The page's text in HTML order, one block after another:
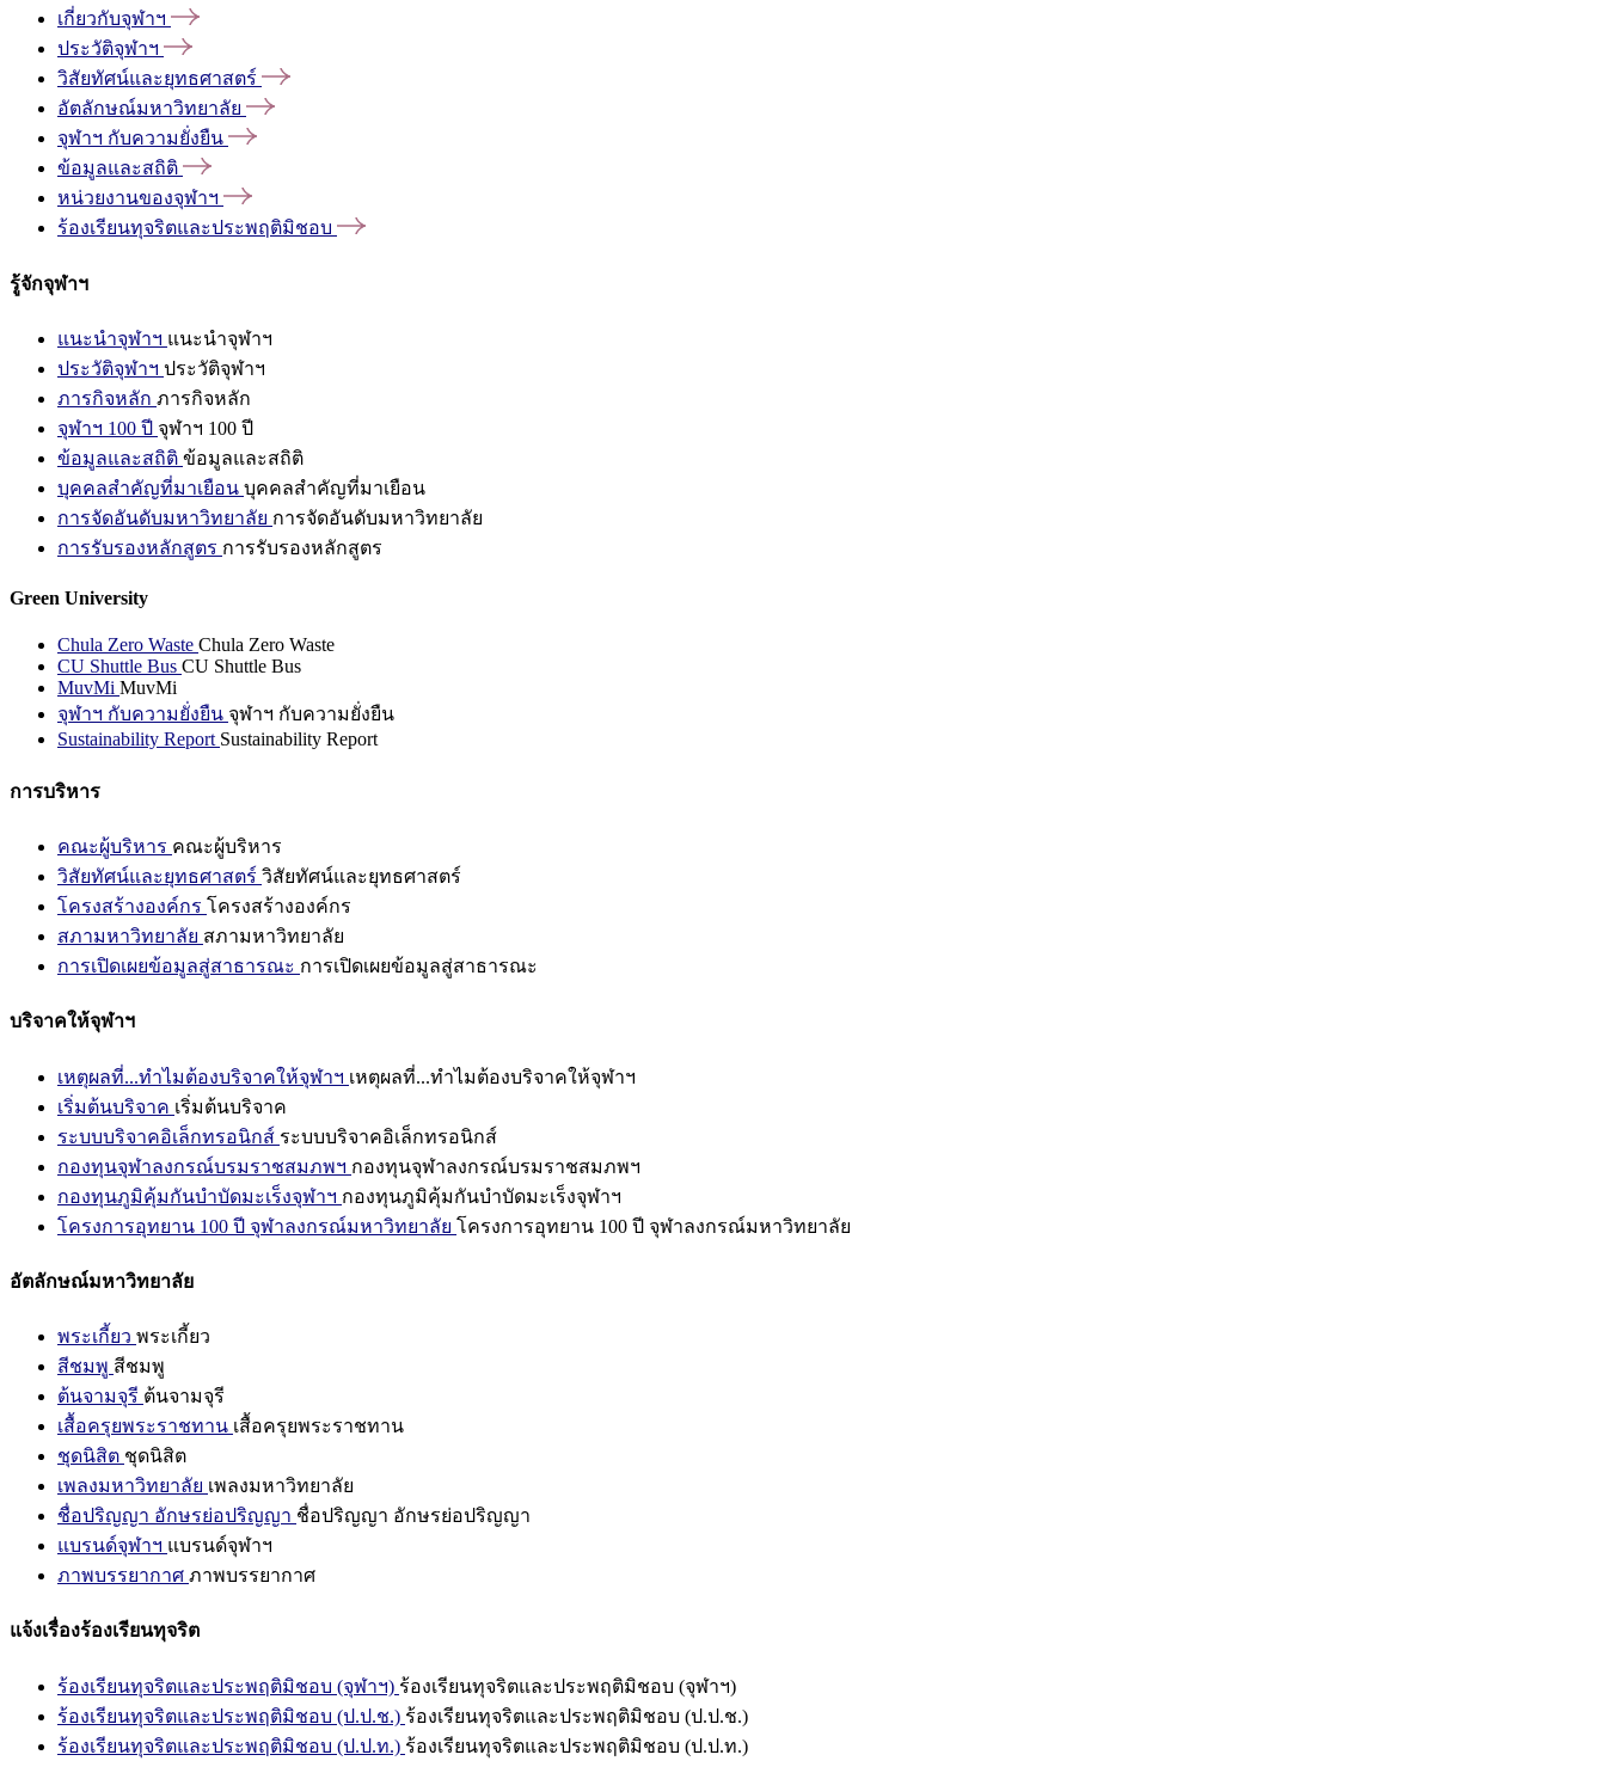
เกี่ยวกับจุฬาฯ
ประวัติจุฬาฯ
วิสัยทัศน์และยุทธศาสตร์
อัตลักษณ์มหาวิทยาลัย
จุฬาฯ กับความยั่งยืน
ข้อมูลและสถิติ
หน่วยงานของจุฬาฯ
ร้องเรียนทุจริตและประพฤติมิชอบ
รู้จักจุฬาฯ
แนะนำจุฬาฯ แนะนำจุฬาฯ
ประวัติจุฬาฯ ประวัติจุฬาฯ
ภารกิจหลัก ภารกิจหลัก
จุฬาฯ 100 ปี จุฬาฯ 100 ปี
ข้อมูลและสถิติ ข้อมูลและสถิติ
บุคคลสำคัญที่มาเยือน บุคคลสำคัญที่มาเยือน
การจัดอันดับมหาวิทยาลัย การจัดอันดับมหาวิทยาลัย
การรับรองหลักสูตร การรับรองหลักสูตร
Green University
Chula Zero Waste Chula Zero Waste
CU Shuttle Bus CU Shuttle Bus
MuvMi MuvMi
จุฬาฯ กับความยั่งยืน จุฬาฯ กับความยั่งยืน
Sustainability Report Sustainability Report
การบริหาร
คณะผู้บริหาร คณะผู้บริหาร
วิสัยทัศน์และยุทธศาสตร์ วิสัยทัศน์และยุทธศาสตร์
โครงสร้างองค์กร โครงสร้างองค์กร
สภามหาวิทยาลัย สภามหาวิทยาลัย
การเปิดเผยข้อมูลสู่สาธารณะ การเปิดเผยข้อมูลสู่สาธารณะ
บริจาคให้จุฬาฯ
เหตุผลที่...ทำไมต้องบริจาคให้จุฬาฯ เหตุผลที่...ทำไมต้องบริจาคให้จุฬาฯ
เริ่มต้นบริจาค เริ่มต้นบริจาค
ระบบบริจาคอิเล็กทรอนิกส์ ระบบบริจาคอิเล็กทรอนิกส์
กองทุนจุฬาลงกรณ์บรมราชสมภพฯ กองทุนจุฬาลงกรณ์บรมราชสมภพฯ
กองทุนภูมิคุ้มกันบำบัดมะเร็งจุฬาฯ กองทุนภูมิคุ้มกันบำบัดมะเร็งจุฬาฯ
โครงการอุทยาน 100 ปี จุฬาลงกรณ์มหาวิทยาลัย โครงการอุทยาน 100 ปี จุฬาลงกรณ์มหาวิทยาลัย
อัตลักษณ์มหาวิทยาลัย
พระเกี้ยว พระเกี้ยว
สีชมพู สีชมพู
ต้นจามจุรี ต้นจามจุรี
เสื้อครุยพระราชทาน เสื้อครุยพระราชทาน
ชุดนิสิต ชุดนิสิต
เพลงมหาวิทยาลัย เพลงมหาวิทยาลัย
ชื่อปริญญา อักษรย่อปริญญา ชื่อปริญญา อักษรย่อปริญญา
แบรนด์จุฬาฯ แบรนด์จุฬาฯ
ภาพบรรยากาศ ภาพบรรยากาศ
แจ้งเรื่องร้องเรียนทุจริต
ร้องเรียนทุจริตและประพฤติมิชอบ (จุฬาฯ) ร้องเรียนทุจริตและประพฤติมิชอบ (จุฬาฯ)
ร้องเรียนทุจริตและประพฤติมิชอบ (ป.ป.ช.) ร้องเรียนทุจริตและประพฤติมิชอบ (ป.ป.ช.)
ร้องเรียนทุจริตและประพฤติมิชอบ (ป.ป.ท.) ร้องเรียนทุจริตและประพฤติมิชอบ (ป.ป.ท.)